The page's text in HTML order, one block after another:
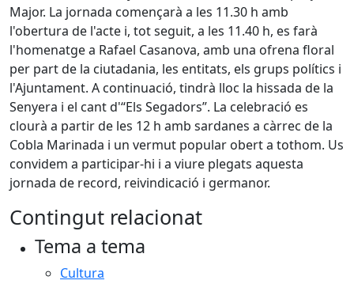
Major. La jornada començarà a les 11.30 h amb
l'obertura de l'acte i, tot seguit, a les 11.40 h, es farà
l'homenatge a Rafael Casanova, amb una ofrena floral
per part de la ciutadania, les entitats, els grups polítics i
l'Ajuntament. A continuació, tindrà lloc la hissada de la
Senyera i el cant d'“Els Segadors”. La celebració es
clourà a partir de les 12 h amb sardanes a càrrec de la
Cobla Marinada i un vermut popular obert a tothom. Us
convidem a participar-hi i a viure plegats aquesta
jornada de record, reivindicació i germanor.
Contingut relacionat
Tema a tema
Cultura